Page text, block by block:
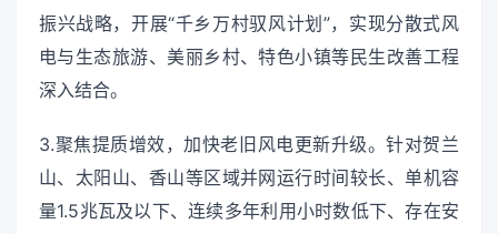
振兴战略，开展“千乡万村驭风计划”，实现分散式风
电与生态旅游、美丽乡村、特色小镇等民生改善工程
深入结合。
3.聚焦提质增效，加快老旧风电更新升级。针对贺兰
山、太阳山、香山等区域并网运行时间较长、单机容
量1.5兆瓦及以下、连续多年利用小时数低下、存在安